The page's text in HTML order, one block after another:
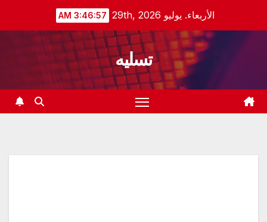
الأربعاء. يوليو 29th, 2026 3:46:58 AM
تسليه